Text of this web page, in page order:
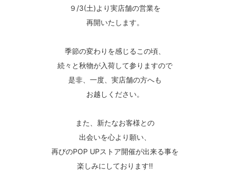
９/3(土)より実店舗の営業を
再開いたします。
季節の変わりを感じるこの頃、
続々と秋物が入荷して参りますので
是非、一度、実店舗の方へも
お越しください。
また、新たなお客様との
出会いを心より願い、
再びのPOP UPストア開催が出来る事を
楽しみにしております!!